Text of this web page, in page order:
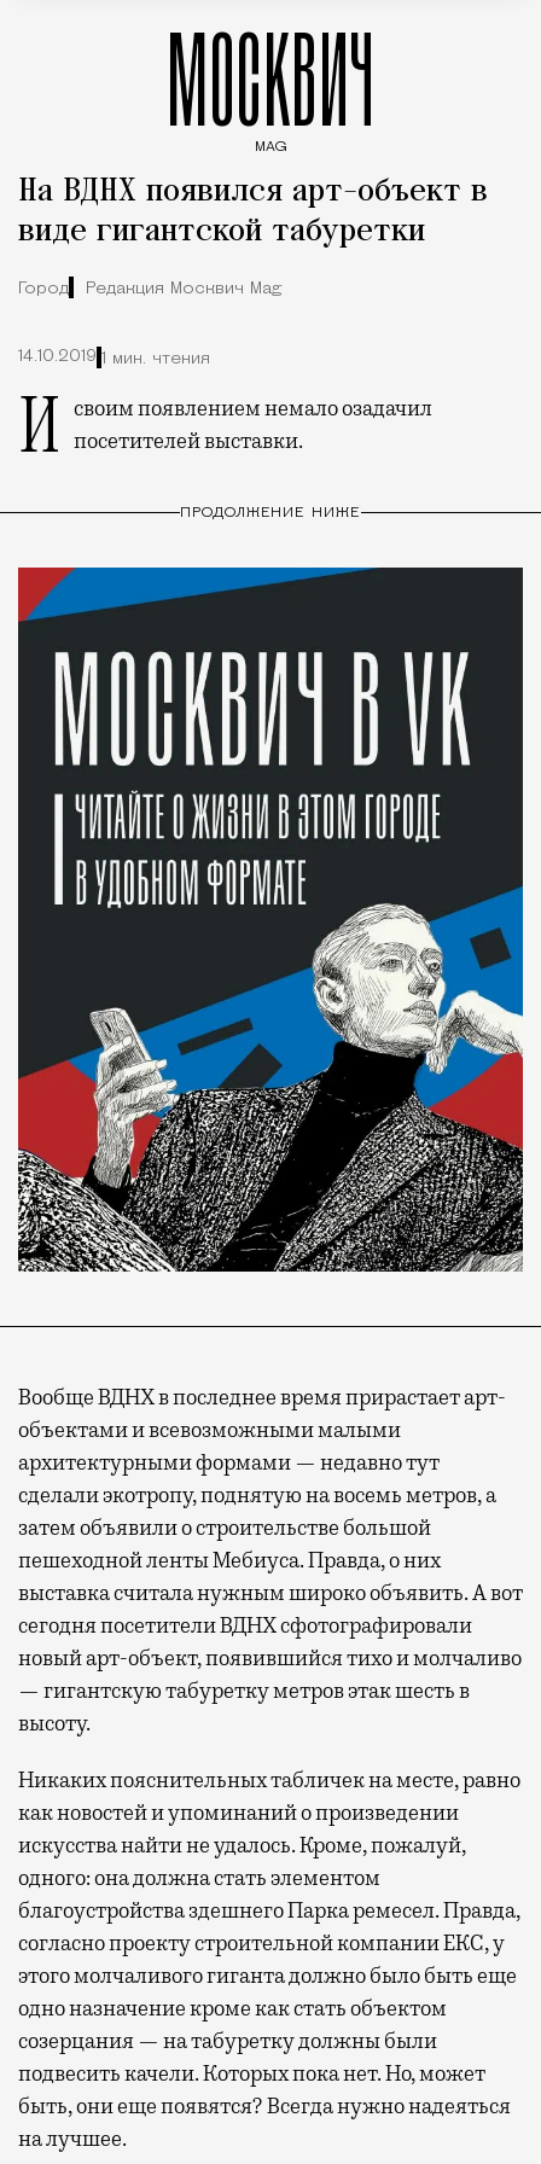
МОСКВИЧ
MAG
На ВДНХ появился арт-объект в
виде гигантской табуретки
Город Редакция Москвич Mag
14.10.2019 1 мин. чтения
И своим появлением немало озадачил посетителей выставки.
ПРОДОЛЖЕНИЕ НИЖЕ
Вообще ВДНХ в последнее время прирастает арт-
объектами и всевозможными малыми
архитектурными формами — недавно тут
сделали экотропу, поднятую на восемь метров, а
затем объявили о строительстве большой
пешеходной ленты Мебиуса. Правда, о них
выставка считала нужным широко объявить. А вот
сегодня посетители ВДНХ сфотографировали
новый арт-объект, появившийся тихо и молчаливо
— гигантскую табуретку метров этак шесть в
высоту.
Никаких пояснительных табличек на месте, равно
как новостей и упоминаний о произведении
искусства найти не удалось. Кроме, пожалуй,
одного: она должна стать элементом
благоустройства здешнего Парка ремесел. Правда,
согласно проекту строительной компании ЕКС, у
этого молчаливого гиганта должно было быть еще
одно назначение кроме как стать объектом
созерцания — на табуретку должны были
подвесить качели. Которых пока нет. Но, может
быть, они еще появятся? Всегда нужно надеяться
на лучшее.